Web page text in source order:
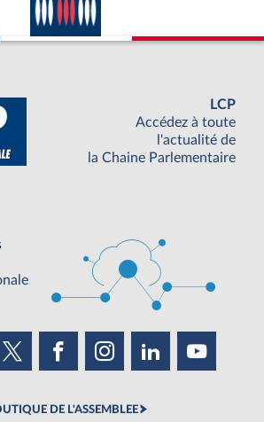
LCP
Accédez à toute
l'actualité de
la Chaine Parlementaire
DE L'ASSEMBLEE